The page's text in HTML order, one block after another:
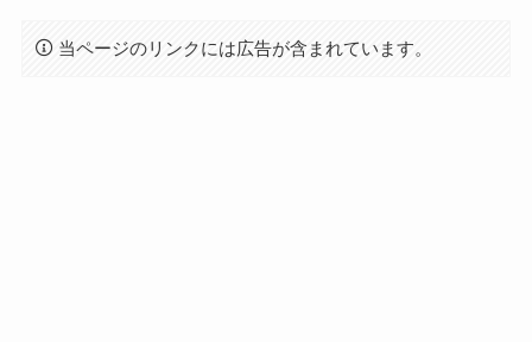
当ページのリンクには広告が含まれています。